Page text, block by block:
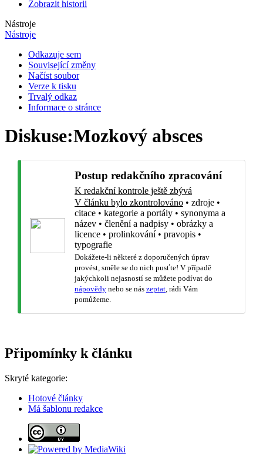
Zobrazit historii
Nástroje
Nástroje
Odkazuje sem
Související změny
Načíst soubor
Verze k tisku
Trvalý odkaz
Informace o stránce
Diskuse:Mozkový absces
Postup redakčního zpracování
K redakční kontrole ještě zbývá
V článku bylo zkontrolováno • zdroje •
citace • kategorie a portály • synonyma a
název • členění a nadpisy • obrázky a
licence • prolinkování• pravopis •
typografie
Dokážete-li některé z doporučených úprav
provést, směle se do nich pusťte! V případě
jakýchkoli nejasností se můžete podívat do
nápovědy nebo se nás zeptat , rádi Vám
pomůžeme.
Připomínky k článku
Skryté kategorie:
Hotové články
Má šablonu redakce